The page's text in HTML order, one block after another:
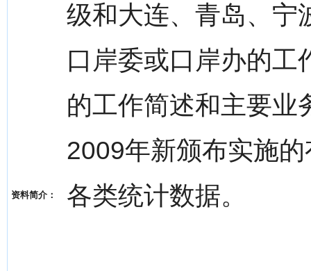
资料简介：
级和大连、青岛、宁
口岸委或口岸办的工
的工作简述和主要业
2009年新颁布实施
各类统计数据。